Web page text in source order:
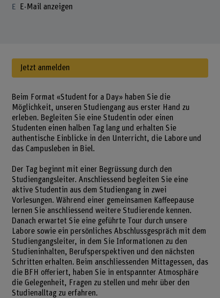
E-Mail anzeigen
Jetzt anmelden
Beim Format «Student for a Day» haben Sie die
Möglichkeit, unseren Studiengang aus erster Hand zu
erleben. Begleiten Sie eine Studentin oder einen
Studenten einen halben Tag lang und erhalten Sie
authentische Einblicke in den Unterricht, die Labore und
das Campusleben in Biel.
Der Tag beginnt mit einer Begrüssung durch den
Studiengangsleiter. Anschliessend begleiten Sie eine
aktive Studentin aus dem Studiengang in zwei
Vorlesungen. Während einer gemeinsamen Kaffeepause
lernen Sie anschliessend weitere Studierende kennen.
Danach erwartet Sie eine geführte Tour durch unsere
Labore sowie ein persönliches Abschlussgespräch mit dem
Studiengangsleiter, in dem Sie Informationen zu den
Studieninhalten, Berufsperspektiven und den nächsten
Schritten erhalten. Beim anschliessenden Mittagessen, das
die BFH offeriert, haben Sie in entspannter Atmosphäre
die Gelegenheit, Fragen zu stellen und mehr über den
Studienalltag zu erfahren.